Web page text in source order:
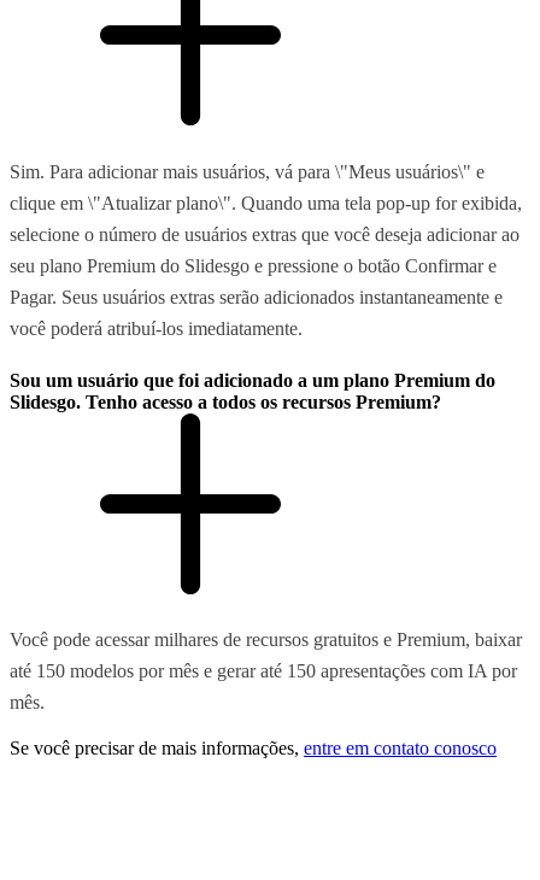
Sim. Para adicionar mais usuários, vá para \"Meus usuários\" e
clique em \"Atualizar plano\". Quando uma tela pop-up for exibida,
selecione o número de usuários extras que você deseja adicionar ao
seu plano Premium do Slidesgo e pressione o botão Confirmar e
Pagar. Seus usuários extras serão adicionados instantaneamente e
você poderá atribuí-los imediatamente.
Sou um usuário que foi adicionado a um plano Premium do
Slidesgo. Tenho acesso a todos os recursos Premium?
Você pode acessar milhares de recursos gratuitos e Premium, baixar
até 150 modelos por mês e gerar até 150 apresentações com IA por
mês.
Se você precisar de mais informações, entre em contato conosco